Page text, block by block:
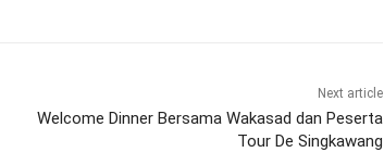
Next article
Welcome Dinner Bersama Wakasad dan Peserta
Tour De Singkawang